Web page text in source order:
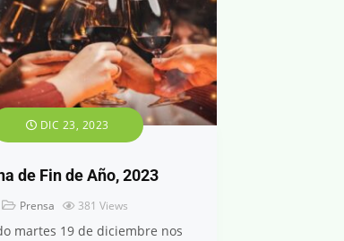
DIC 23, 2023
de Fin de Año, 2023
Prensa 381Views
martes 19 de diciembre nos